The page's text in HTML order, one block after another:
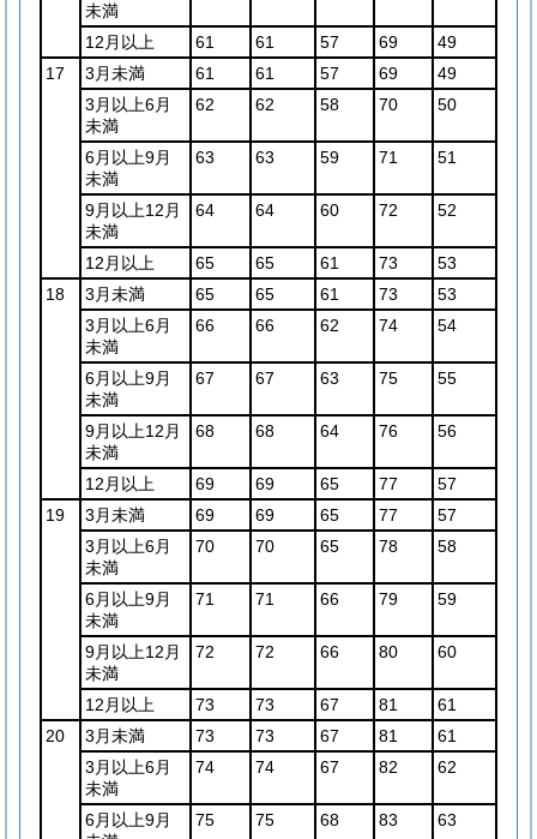
未満
12月以上 61 61 57 69
49
17
3月未満 61 61 57 69
49
3月以上6月
未満
62 62 58 70 50
6月以上9月
未満
63 63 59 71 51
9月以上12月
未満
64 64 60 72 52
12月以上 65 65 61 73
53
18
3月未満 65 65 61 73
53
3月以上6月
未満
66 66 62 74 54
6月以上9月
未満
67 67 63 75 55
9月以上12月
未満
68 68 64 76 56
12月以上 69 69 65 77
57
19
3月未満 69 69 65 77
57
3月以上6月
未満
70 70 65 78 58
6月以上9月
未満
71 71 66 79 59
9月以上12月
未満
72 72 66 80 60
12月以上 73 73 67 81
61
20
3月未満 73 73 67 81
61
3月以上6月
未満
74 74 67 82 62
6月以上9月
75 75 68 83 63